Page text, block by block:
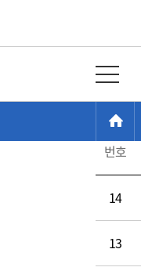
위
총 게시물:
가
정
간
목,
번호
14
13